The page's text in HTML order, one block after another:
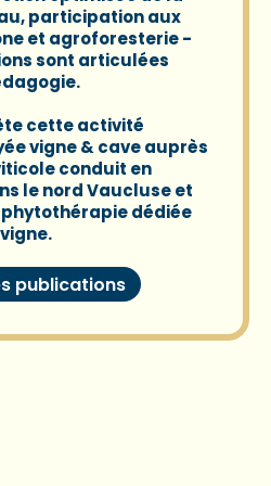
participation aux
et agroforesterie -
sont articulées
cette activité
vigne & cave auprès
conduit en
le nord Vaucluse et
dédiée
publications